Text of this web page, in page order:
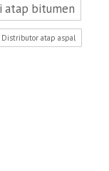
atap bitumen
Distributor atap aspal